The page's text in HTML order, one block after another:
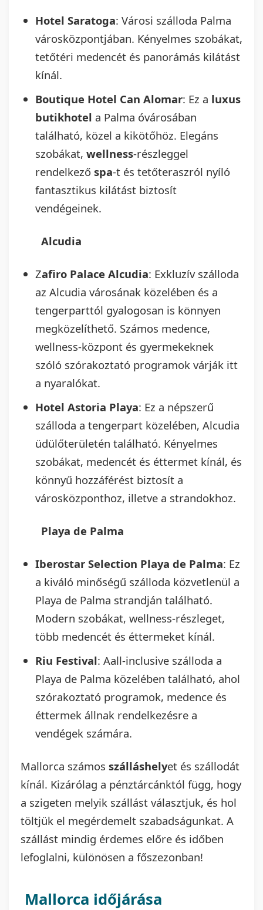
Hotel Saratoga: Városi szálloda Palma
városközpontjában. Kényelmes szobákat,
tetőtéri medencét és panorámás kilátást
kínál.
Boutique Hotel Can Alomar: Ez a luxus
butikhotel a Palma óvárosában
található, közel a kikötőhöz. Elegáns
szobákat, wellness-részleggel
rendelkező spa-t és tetőteraszról nyíló
fantasztikus kilátást biztosít
vendégeinek.
Alcudia
Zafiro Palace Alcudia: Exkluzív szálloda
az Alcudia városának közelében és a
tengerparttól gyalogosan is könnyen
megközelíthető. Számos medence,
wellness-központ és gyermekeknek
szóló szórakoztató programok várják itt
a nyaralókat.
Hotel Astoria Playa: Ez a népszerű
szálloda a tengerpart közelében, Alcudia
üdülőterületén található. Kényelmes
szobákat, medencét és éttermet kínál, és
könnyű hozzáférést biztosít a
városközponthoz, illetve a strandokhoz.
Playa de Palma
Iberostar Selection Playa de Palma: Ez
a kiváló minőségű szálloda közvetlenül a
Playa de Palma strandján található.
Modern szobákat, wellness-részleget,
több medencét és éttermeket kínál.
Riu Festival: Aall-inclusive szálloda a
Playa de Palma közelében található, ahol
szórakoztató programok, medence és
éttermek állnak rendelkezésre a
vendégek számára.
Mallorca számos szálláshelyet és szállodát
kínál. Kizárólag a pénztárcánktól függ, hogy
a szigeten melyik szállást választjuk, és hol
töltjük el megérdemelt szabadságunkat. A
szállást mindig érdemes előre és időben
lefoglalni, különösen a főszezonban!
Mallorca időjárása